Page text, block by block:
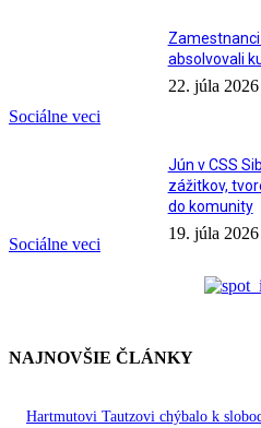
Sociálne veci
Zamestnanci
absolvovali
22. júla 2026
Sociálne veci
Jún v CSS
zážitkov,
do komunity
19. júla 2026
NAJNOVŠIE ČLÁNKY
Hartmutovi Tautzovi chýbalo k